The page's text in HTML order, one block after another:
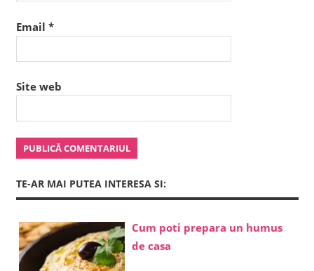
Email *
Site web
TE-AR MAI PUTEA INTERESA SI:
Cum poti prepara un humus
de casa